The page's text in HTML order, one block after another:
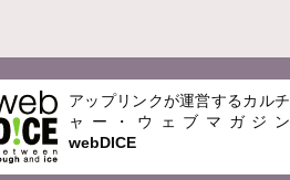
アップリンクが運営するカルチ
ャー・ウェブマガジン
webDICE